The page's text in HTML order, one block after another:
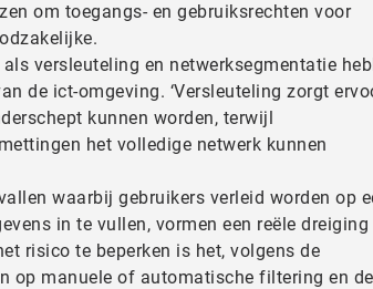
om toegangs- en gebruiksrechten voor
versleuteling en netwerksegmentatie
de ict-omgeving. ‘Versleuteling zorgt
kunnen worden, terwijl
het volledige netwerk kunnen
waarbij gebruikers verleid worden op
in te vullen, vormen een reële dreiging
risico te beperken is het, volgens de
op manuele of automatische filtering en de